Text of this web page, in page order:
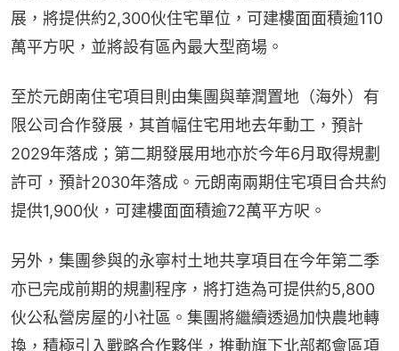
展，將提供約2,300伙住宅單位，可建樓面面積逾110
萬平方呎，並將設有區內最大型商場。
至於元朗南住宅項目則由集團與華潤置地（海外）有
限公司合作發展，其首幅住宅用地去年動工，預計
2029年落成；第二期發展用地亦於今年6月取得規劃
許可，預計2030年落成。元朗南兩期住宅項目合共約
提供1,900伙，可建樓面面積逾72萬平方呎。
另外，集團參與的永寧村土地共享項目在今年第二季
亦已完成前期的規劃程序，將打造為可提供約5,800
伙公私營房屋的小社區。集團將繼續透過加快農地轉
換，積極引入戰略合作夥伴，推動旗下北部都會區項